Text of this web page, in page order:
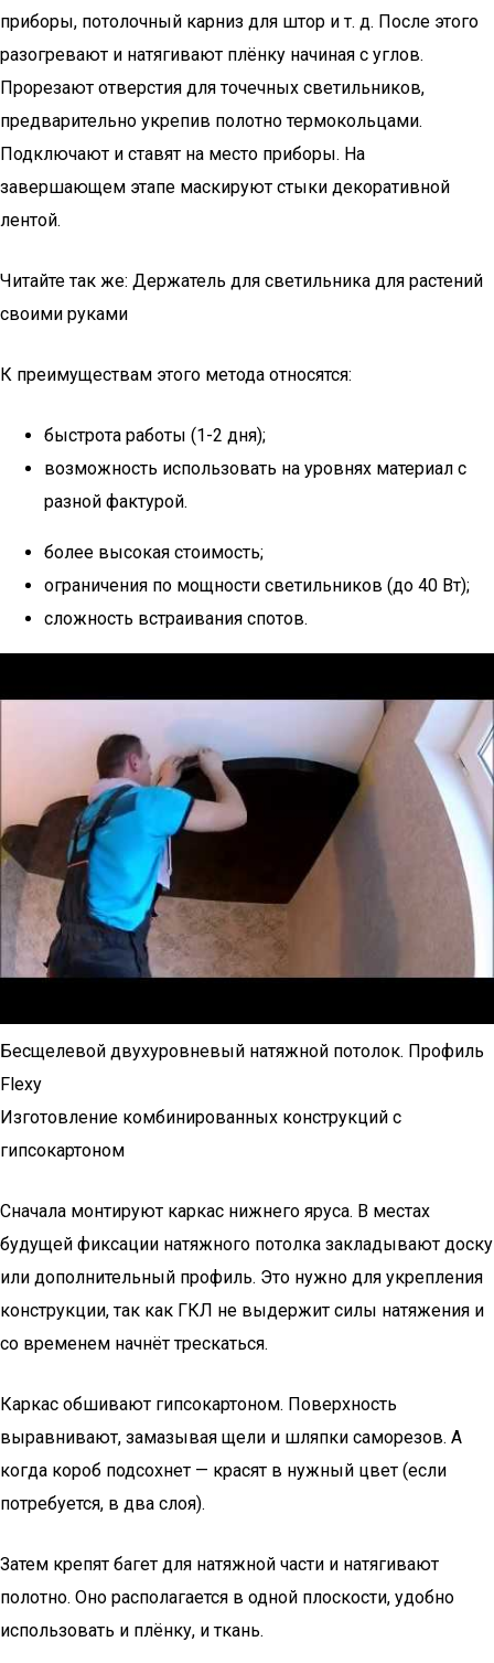
приборы, потолочный карниз для штор и т. д. После этого
разогревают и натягивают плёнку начиная с углов.
Прорезают отверстия для точечных светильников,
предварительно укрепив полотно термокольцами.
Подключают и ставят на место приборы. На
завершающем этапе маскируют стыки декоративной
лентой.
Читайте так же: Держатель для светильника для растений
своими руками
К преимуществам этого метода относятся:
быстрота работы (1-2 дня);
возможность использовать на уровнях материал с
разной фактурой.
более высокая стоимость;
ограничения по мощности светильников (до 40 Вт);
сложность встраивания спотов.
Бесщелевой двухуровневый натяжной потолок. Профиль
Flexy
Изготовление комбинированных конструкций с
гипсокартоном
Сначала монтируют каркас нижнего яруса. В местах
будущей фиксации натяжного потолка закладывают доску
или дополнительный профиль. Это нужно для укрепления
конструкции, так как ГКЛ не выдержит силы натяжения и
со временем начнёт трескаться.
Каркас обшивают гипсокартоном. Поверхность
выравнивают, замазывая щели и шляпки саморезов. А
когда короб подсохнет — красят в нужный цвет (если
потребуется, в два слоя).
Затем крепят багет для натяжной части и натягивают
полотно. Оно располагается в одной плоскости, удобно
использовать и плёнку, и ткань.